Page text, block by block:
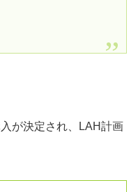
が決定され、LAH計画